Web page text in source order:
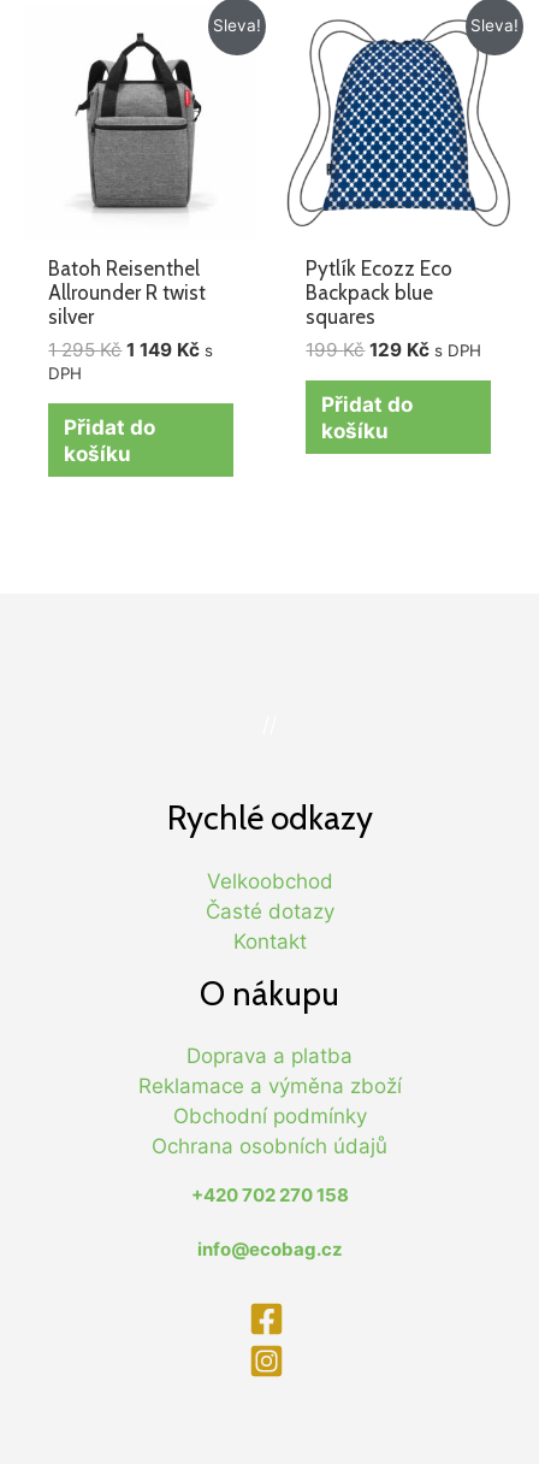
Sleva!
Batoh Reisenthel
Allrounder R twist
silver
1 295Kč
cena
byla:
1
295 Kč.
1 149 Kč
Aktuální
cena
149 Kč.
s
DPH
Přidat do
košíku
Sleva!
Pytlík Ecozz Eco
Backpack blue
squares
199Kč
Původní
cena
byla:
199 Kč.
129 Kč
Aktuální
cena
je:
129 Kč.
s DPH
Přidat do
košíku
Rychlé odkazy
Velkoobchod
Časté dotazy
Kontakt
O nákupu
Doprava a platba
Reklamace a výměna zboží
Obchodní podmínky
Ochrana osobních údajů
+420 702 270 158
info@ecobag.cz